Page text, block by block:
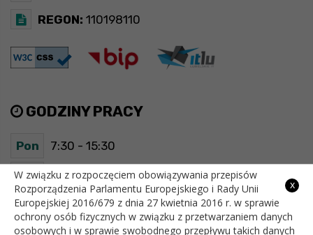
REGON: 110198110
GODZINY PRACY
Pon 7:30 - 15:30
Wt 7:30 - 15:30
Śr 7:30 - 15:30
Czw 7:30 - 15:30
x
W związku z rozpoczęciem obowiązywania przepisów
Rozporządzenia Parlamentu Europejskiego i Rady Unii
Europejskiej 2016/679 z dnia 27 kwietnia 2016 r. w sprawie
ochrony osób fizycznych w związku z przetwarzaniem danych
osobowych i w sprawie swobodnego przepływu takich danych